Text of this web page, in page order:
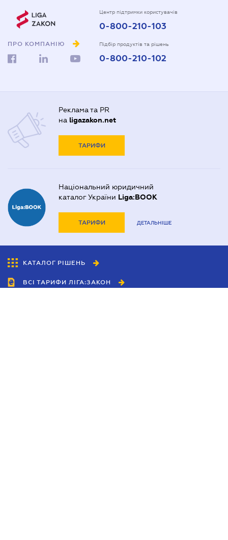
ПРО КОМПАНІЮ
Центр підтримки користувачів
0-800-210-103
Підбір продуктів та рішень
0-800-210-102
Реклама та PR
на ligazakon.net
ТАРИФИ
Національний юридичний
каталог України Liga:BOOK
ТАРИФИ ДЕТАЛЬНІШЕ
КАТАЛОГ РІШЕНЬ
ВСІ ТАРИФИ ЛІГА:ЗАКОН